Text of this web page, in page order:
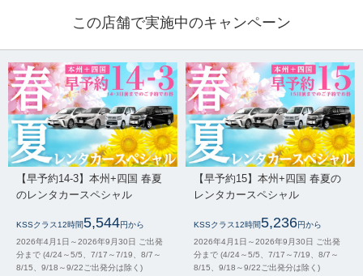
この店舗で実施中のキャンペーン
【早予約14-3】本州+四国 春夏
のレンタカースペシャル
KSSクラス12時間5,544円から
2026年4月1日～2026年9月30日 ご出発
分まで (4/24～5/5、7/17～7/19、8/7～
8/15、9/18～9/22ご出発分は除く)
【早予約15】本州+四国 春夏の
レンタカースペシャル
KSSクラス12時間5,236円から
2026年4月1日～2026年9月30日 ご出発
分まで (4/24～5/5、7/17～7/19、8/7～
8/15、9/18～9/22ご出発分は除く)